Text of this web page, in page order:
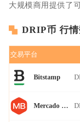
大规模商用提供了
DRIP币 行
交易平台
Bitstamp
Mercado Bitcoin